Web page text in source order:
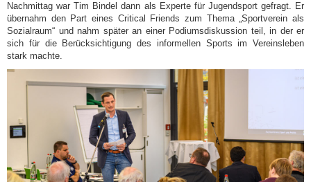
Nachmittag war Tim Bindel dann als Experte für Jugendsport gefragt. Er
übernahm den Part eines Critical Friends zum Thema „Sportverein als
Sozialraum“ und nahm später an einer Podiumsdiskussion teil, in der er
sich für die Berücksichtigung des informellen Sports im Vereinsleben
stark machte.